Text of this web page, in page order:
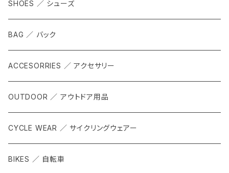
SHOES ／ シューズ
BAG ／ バック
ACCESORRIES ／ アクセサリー
OUTDOOR ／ アウトドア用品
CYCLE WEAR ／ サイクリングウェアー
BIKES ／ 自転車